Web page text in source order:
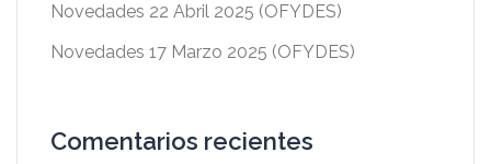
Novedades 22 Abril 2025 (OFYDES)
Novedades 17 Marzo 2025 (OFYDES)
Comentarios recientes